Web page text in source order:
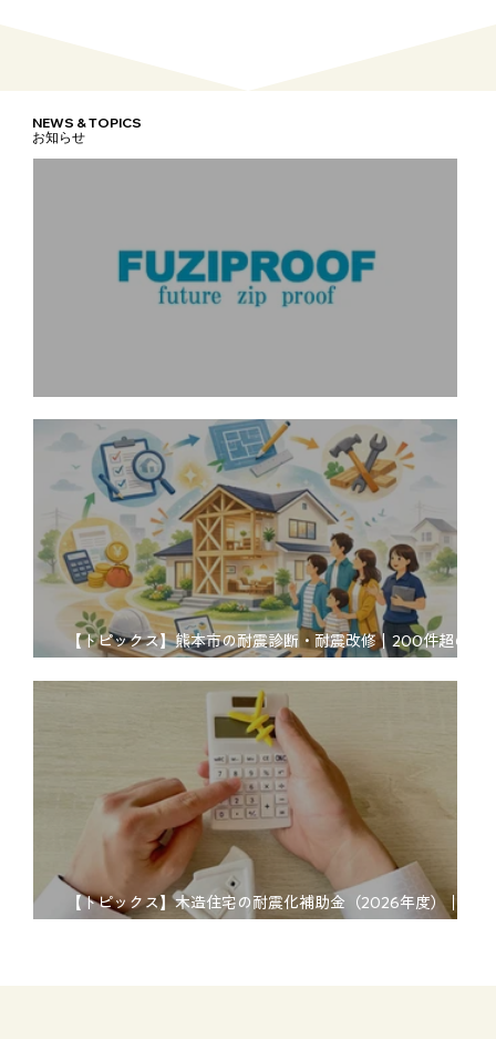
NEWS & TOPICS
お知らせ
【トピックス】熊本市の耐震診断・耐震改修｜200件超の実
【トピックス】木造住宅の耐震化補助金（2026年度）｜熊